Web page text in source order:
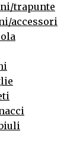
trapunte
accessori